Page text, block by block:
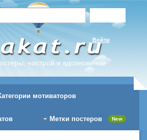
настрой и вдохновение
Войти
мотиваторов
Метки постеров New